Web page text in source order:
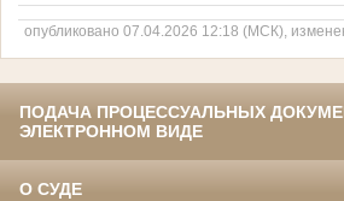
опубликовано 07.04.2026 12:18 (МСК),
ПОДАЧА ПРОЦЕССУАЛЬНЫХ
ЭЛЕКТРОННОМ ВИДЕ
О СУДЕ